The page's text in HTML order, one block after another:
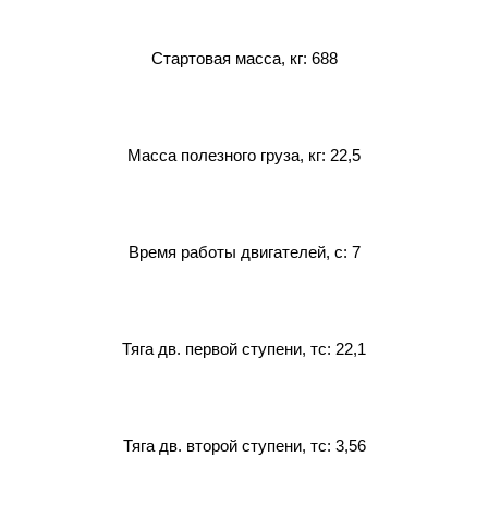
Стартовая масса, кг: 688
Масса полезного груза, кг: 22,5
Время работы двигателей, с: 7
Тяга дв. первой ступени, тс: 22,1
Тяга дв. второй ступени, тс: 3,56